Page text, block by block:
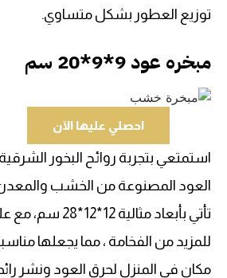
توزيع العطور بشكل متساوي.
مبخره عود 9*9*20 سم
احصلي عليها الآن
استمتعي بتجربة روائح البخور
العود المصنوعة من الخشب
تأتي بأبعاد مثالية
للمزيد من الفخامة ، مما يجعلها
مكان في المنزل لحرق العود ونشر